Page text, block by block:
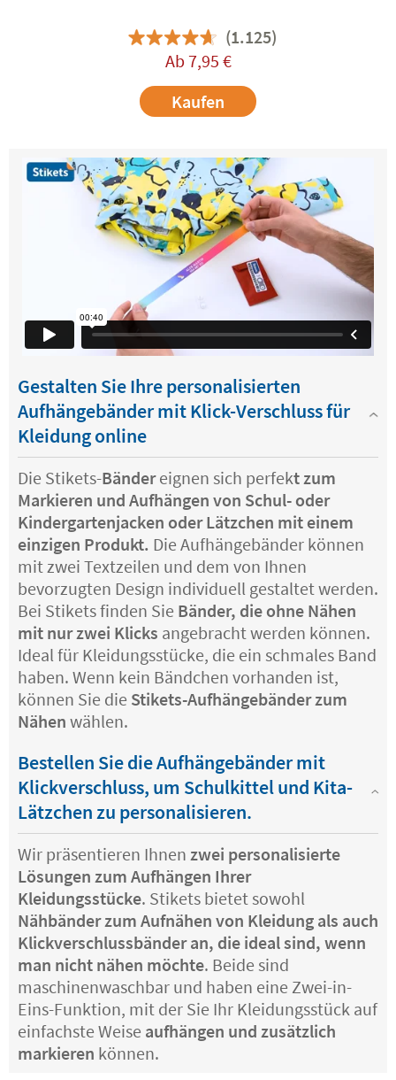
(1.125)
Ab 7,95 €
Kaufen
Gestalten Sie Ihre personalisierten
Aufhängebänder mit Klick-Verschluss für
Kleidung online
Die Stikets-Bändereignen sich perfekt zum
Markieren und Aufhängen von Schul- oder
Kindergartenjacken oder Lätzchen mit einem
einzigen Produkt. Die Aufhängebänder können
mit zwei Textzeilen und dem von Ihnen
bevorzugten Design individuell gestaltet werden.
Bei Stikets finden Sie Bänder, die ohne Nähen
mit nur zwei Klicks angebracht werden können.
Ideal für Kleidungsstücke, die ein schmales Band
haben. Wenn kein Bändchen vorhanden ist,
können Sie die Stikets-Aufhängebänder zum
Nähen wählen.
Bestellen Sie die Aufhängebänder mit
Klickverschluss, um Schulkittel und Kita-
Lätzchen zu personalisieren.
Wir präsentieren Ihnen zwei personalisierte
Lösungen zum Aufhängen Ihrer
Kleidungsstücke. Stikets bietet sowohl
Nähbänder zum Aufnähen von Kleidung als auch
Klickverschlussbänder an, die ideal sind, wenn
man nicht nähen möchte. Beide sind
maschinenwaschbar und haben eine Zwei-in-
Eins-Funktion, mit der Sie Ihr Kleidungsstück auf
einfachste Weise aufhängen und zusätzlich
markieren können.